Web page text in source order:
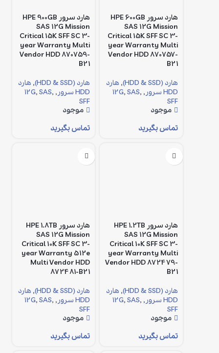
هارد سرور HPE 600GB
SAS 12G Mission
Critical 15K SFF SC 3-
year Warranty Multi
Vendor HDD 870757-
B21
هارد (HDD & SSD)
, هارد
HDD سرور
,
12G, SAS,
SFF
موجود
تماس بگیرید
هارد سرور HPE 900GB
SAS 12G Mission
Critical 15K SFF SC 3-
year Warranty Multi
Vendor HDD 870759-
B21
هارد (HDD & SSD)
, هارد
HDD سرور
,
12G,SAS,
SFF
موجود
تماس بگیرید
هارد سرور HPE 1.2TB
SAS 12G Mission
Critical 10K SFF SC 3-
year Warranty Multi
Vendor HDD 872479-
B21
هارد (HDD & SSD)
, هارد
HDD سرور
,
12G, SAS,
SFF
موجود
تماس بگیرید
هارد سرور HPE 1.8TB
SAS 12G Mission
Critical 10K SFF SC 3-
year Warranty 512e
Multi Vendor HDD
872481-B21
هارد (HDD & SSD)
, هارد
HDD سرور
,
12G,SAS,
SFF
موجود
تماس بگیرید